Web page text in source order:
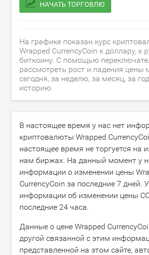
НАЧАТЬ ТОРГОВЛЮ
На графике показан курс
Wrapped CurrencyCoin к доллару, к
биткоину. С помощью
рассмотреть рост и падения цены
сегодня, за неделю, за месяц, за
историю.
В настоящее время у нас нет
криптовалюты Wrapped
настоящее время не торгуется на
нам биржах. На данный момент у
информации о изменении цены
CurrencyCoin за последние 7 дней.
информации об изменении цены
последние 24 часа.
Данные о цене Wrapped
другой связанной с этим
представленной на этом сайте,